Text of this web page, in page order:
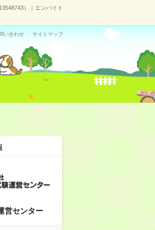
）｜エンバイト
い合わせ サイトマップ
営センター